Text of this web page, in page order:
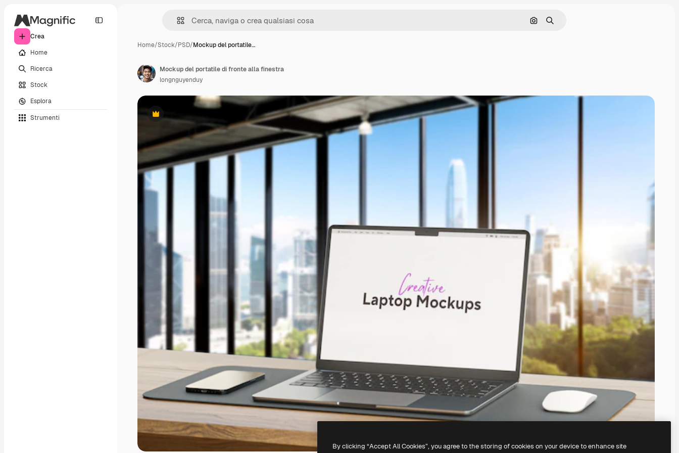
Crea
Home
Ricerca
Stock
Esplora
Strumenti
Cerca per immagine
Ricerca
Home/Stock/PSD/Mockup del portatile…
Premium
Mockup del portatile di fronte alla finestra
longnguyenduy
By clicking “Accept All Cookies”, you agree to the storing of cookies on your device to enhance site